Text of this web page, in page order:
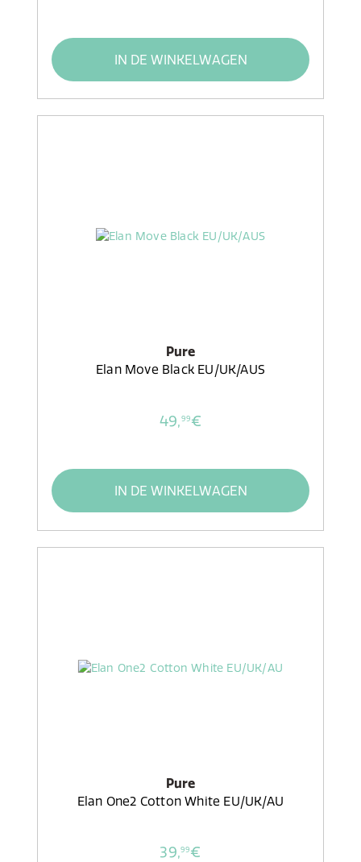
IN DE WINKELWAGEN
Pure
Elan Move Black EU/UK/AUS
49,99€
IN DE WINKELWAGEN
Pure
Elan One2 Cotton White EU/UK/AU
39,99€